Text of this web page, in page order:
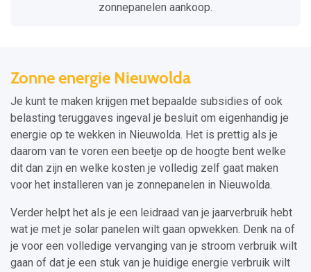
zonnepanelen aankoop.
Zonne energie Nieuwolda
Je kunt te maken krijgen met bepaalde subsidies of ook
belasting teruggaves ingeval je besluit om eigenhandig je
energie op te wekken in Nieuwolda. Het is prettig als je
daarom van te voren een beetje op de hoogte bent welke
dit dan zijn en welke kosten je volledig zelf gaat maken
voor het installeren van je zonnepanelen in Nieuwolda.
Verder helpt het als je een leidraad van je jaarverbruik hebt
wat je met je solar panelen wilt gaan opwekken. Denk na of
je voor een volledige vervanging van je stroom verbruik wilt
gaan of dat je een stuk van je huidige energie verbruik wilt